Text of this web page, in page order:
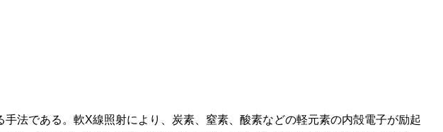
法である。軟X線照射により、炭素、窒素、酸素などの軽元素の内殻電子が励起